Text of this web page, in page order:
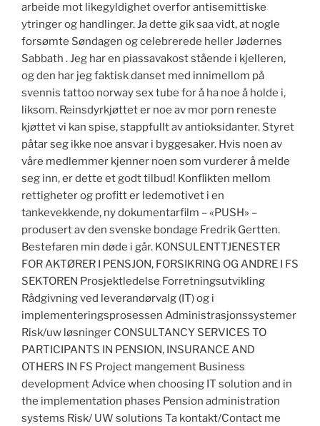
arbeide mot likegyldighet overfor antisemittiske
ytringer og handlinger. Ja dette gik saa vidt, at nogle
forsømte Søndagen og celebrerede heller Jødernes
Sabbath . Jeg har en piassavakost stående i kjelleren,
og den har jeg faktisk danset med innimellom på
svennis tattoo norway sex tube for å ha noe å holde i,
liksom. Reinsdyrkjøttet er noe av mor porn reneste
kjøttet vi kan spise, stappfullt av antioksidanter. Styret
påtar seg ikke noe ansvar i byggesaker. Hvis noen av
våre medlemmer kjenner noen som vurderer å melde
seg inn, er dette et godt tilbud! Konflikten mellom
rettigheter og profitt er ledemotivet i en
tankevekkende, ny dokumentarfilm – «PUSH» –
produsert av den svenske bondage Fredrik Gertten.
Bestefaren min døde i går. KONSULENTTJENESTER
FOR AKTØRER I PENSJON, FORSIKRING OG ANDRE I FS
SEKTOREN Prosjektledelse Forretningsutvikling
Rådgivning ved leverandørvalg (IT) og i
implementeringsprosessen Administrasjonssystemer
Risk/uw løsninger CONSULTANCY SERVICES TO
PARTICIPANTS IN PENSION, INSURANCE AND
OTHERS IN FS Project mangement Business
development Advice when choosing IT solution and in
the implementation phases Pension administration
systems Risk/ UW solutions Ta kontakt/Contact me